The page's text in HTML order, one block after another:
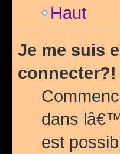
Haut
Je me suis
connecter?!
dans
est